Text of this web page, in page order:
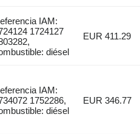
IAM:
1724127
diésel
EUR 411.29
IAM:
1752286,
diésel
EUR 346.77